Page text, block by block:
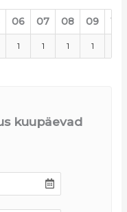
06 07 08 09 10
1 1 1 1
kuupäevad